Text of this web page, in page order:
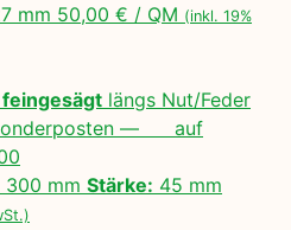
mm 50,00 € / QM (inkl. 19%
längs Nut/Feder
— auf
300 mm Stärke: 45 mm